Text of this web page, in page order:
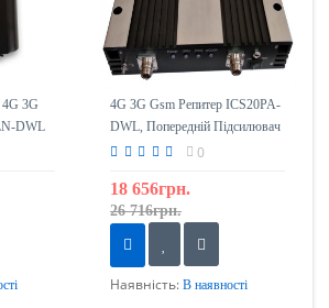
4G 3G
DWL
4G 3G Gsm Репитер ICS20PA-
DWL, Попередній Підсилювач
0
18 656грн.
26 716грн.
Наявність: В наявності